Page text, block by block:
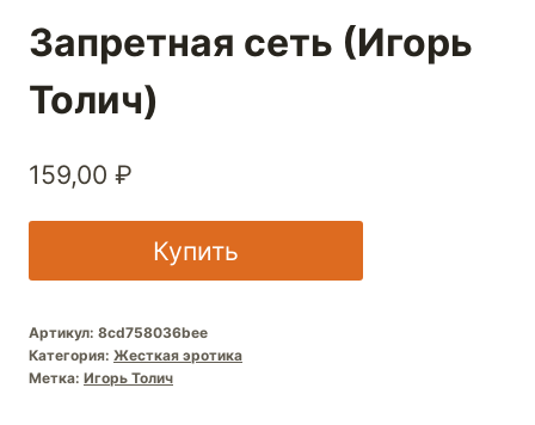
Запретная сеть (Игорь
Толич)
159,00 ₽
Купить
Артикул: 8cd758036bee
Категория: Жесткая эротика
Метка: Игорь Толич